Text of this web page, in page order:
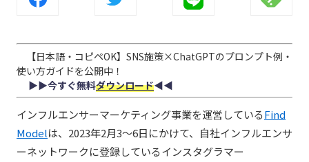
【日本語・コピペOK】SNS施策×ChatGPTのプロンプト例・
使い方ガイドを公開中！
▶︎▶︎今すぐ無料ダウンロード◀︎◀︎
インフルエンサーマーケティング事業を運営しているFind
Modelは、2023年2月3〜6日にかけて、自社インフルエンサ
ーネットワークに登録しているインスタグラマー